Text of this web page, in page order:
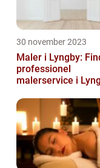
30 november 2023
Maler i Lyngby:
professionel
malerservice i